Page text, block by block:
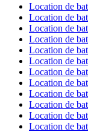
Location de
Location de
Location de
Location de
Location de
Location de
Location de
Location de
Location de
Location de
Location de
Location de